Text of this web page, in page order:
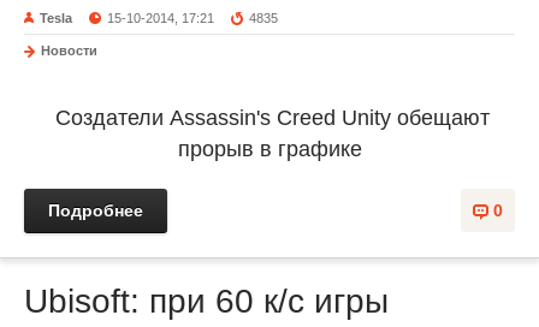
Tesla 15-10-2014, 17:21 4835
Новости
Создатели Assassin's Creed Unity обещают
прорыв в графике
0
Подробнее
Ubisoft: при 60 к/с игры